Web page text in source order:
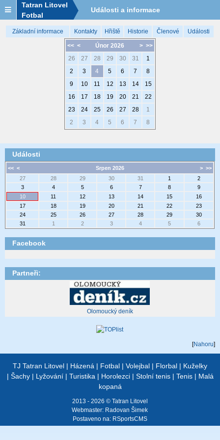
Tatran Litovel
Fotbal
Události a informace
Základní informace Kontakty Hřiště Historie Členové Události
<< < > >>
Únor 2026
26
27 28 29 30 31
1
2
3 4 5 6 7
8
9
10 11 12 13 14
15
16
17 18 19 20 21
22
23
24 25 26 27 28
1
2
3 4 5 6 7 8
Události
<< < > >>
Srpen 2026
27
28 29 30 31 1
2
3
4 5 6 7 8
9
10
11 12 13 14 15
16
17
18 19 20 21 22
23
24
25 26 27 28 29
30
31
1 2 3 4 5 6
Facebook
Partneři:
Olomoucký dení­k
[Nahoru]
TJ Tatran Litovel | Házená | Fotbal | Volejbal | Florbal | Kuželky
| Šachy| Lyžování| Turistika | Horolezci| Stolní tenis| Tenis| Malá
kopaná
2013 - 2026 © Tatran Litovel
Webmaster: Radovan Šimek
Postaveno na: RSportsCMS